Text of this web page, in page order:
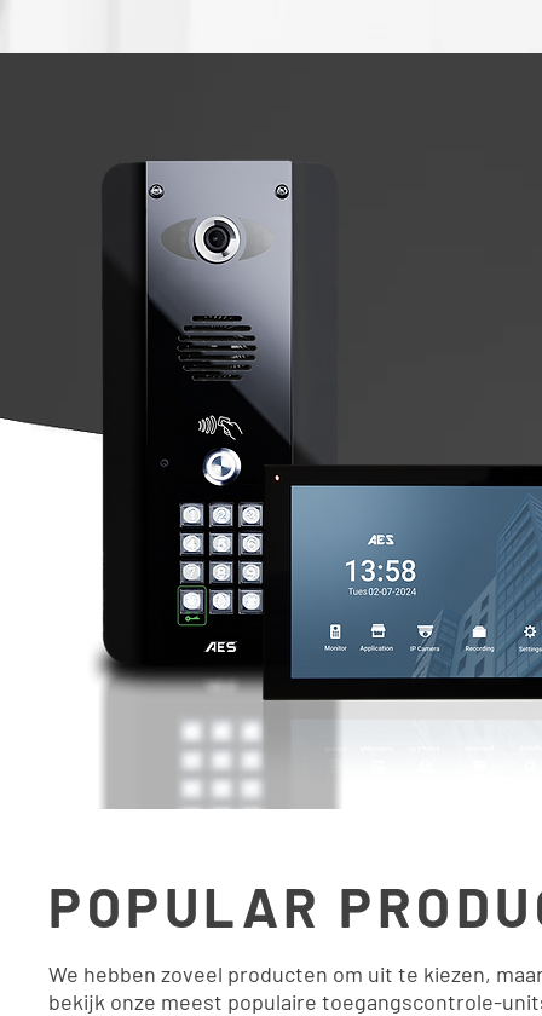
POPULAR
We hebben zoveel producten om uit te kiezen,
bekijk onze meest populaire toegangscontrole-